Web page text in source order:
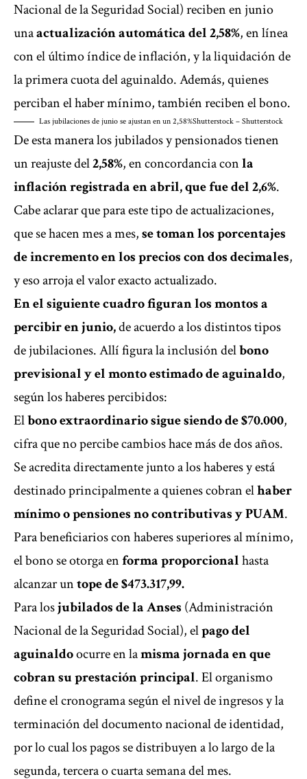
Nacional de la Seguridad Social) reciben en junio
unaactualización automática del 2,58%, en línea
con el último índice de inflación, y la liquidación de
la primera cuota del aguinaldo. Además, quienes
perciban el haber mínimo, también reciben el bono.
Las jubilaciones de junio se ajustan en un 2,58%Shutterstock – Shutterstock
De esta manera losjubilados y pensionadostienen
un reajuste del2,58%, en concordancia conla
inflación registrada en abril, que fue del 2,6%.
Cabe aclarar que para este tipo de actualizaciones,
que se hacen mes a mes,se toman los porcentajes
de incremento en los precios con dos decimales,
y eso arroja el valor exacto actualizado.
En el siguiente cuadro figuran los montos a
percibir en junio,de acuerdo a los distintos tipos
de jubilaciones. Allí figura la inclusión delbono
previsional y el monto estimado de aguinaldo,
según los haberes percibidos:
Elbono extraordinario sigue siendo de $70.000,
cifra que no percibe cambios hace más de dos años.
Se acredita directamente junto a los haberes y está
destinado principalmente a quienes cobran elhaber
mínimo o pensiones no contributivas y PUAM.
Para beneficiarios con haberes superiores al mínimo,
el bono se otorga enforma proporcionalhasta
alcanzar untope de $473.317,99.
Para losjubilados de la Anses (Administración
Nacional de la Seguridad Social), elpago del
aguinaldoocurre en lamisma jornada en que
cobran su prestación principal. El organismo
define el cronograma según el nivel de ingresos y la
terminación del documento nacional de identidad,
por lo cual los pagos se distribuyen a lo largo de la
segunda, tercera o cuarta semana del mes.